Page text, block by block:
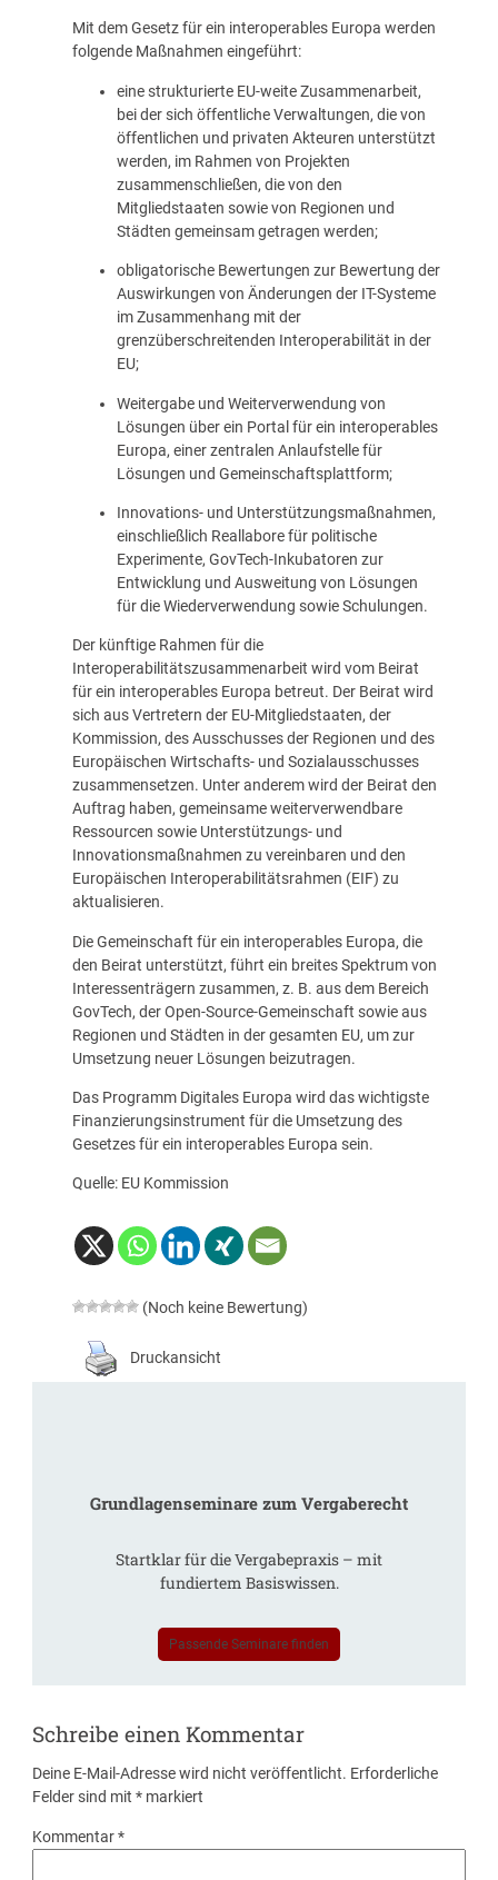
Mit dem Gesetz für ein interoperables Europa werden
folgende Maßnahmen eingeführt:
eine strukturierte EU-weite Zusammenarbeit,
bei der sich öffentliche Verwaltungen, die von
öffentlichen und privaten Akteuren unterstützt
werden, im Rahmen von Projekten
zusammenschließen, die von den
Mitgliedstaaten sowie von Regionen und
Städten gemeinsam getragen werden;
obligatorische Bewertungen zur Bewertung der
Auswirkungen von Änderungen der IT-Systeme
im Zusammenhang mit der
grenzüberschreitenden Interoperabilität in der
EU;
Weitergabe und Weiterverwendung von
Lösungen über ein Portal für ein interoperables
Europa, einer zentralen Anlaufstelle für
Lösungen und Gemeinschaftsplattform;
Innovations- und Unterstützungsmaßnahmen,
einschließlich Reallabore für politische
Experimente, GovTech-Inkubatoren zur
Entwicklung und Ausweitung von Lösungen
für die Wiederverwendung sowie Schulungen.
Der künftige Rahmen für die
Interoperabilitätszusammenarbeit wird vom Beirat
für ein interoperables Europa betreut. Der Beirat wird
sich aus Vertretern der EU-Mitgliedstaaten, der
Kommission, des Ausschusses der Regionen und des
Europäischen Wirtschafts- und Sozialausschusses
zusammensetzen. Unter anderem wird der Beirat den
Auftrag haben, gemeinsame weiterverwendbare
Ressourcen sowie Unterstützungs- und
Innovationsmaßnahmen zu vereinbaren und den
Europäischen Interoperabilitätsrahmen (EIF) zu
aktualisieren.
Die Gemeinschaft für ein interoperables Europa, die
den Beirat unterstützt, führt ein breites Spektrum von
Interessenträgern zusammen, z. B. aus dem Bereich
GovTech, derOpen-Source-Gemeinschaft sowie aus
Regionen und Städten in der gesamten EU, um zur
Umsetzung neuer Lösungen beizutragen.
Das Programm Digitales Europa wird das wichtigste
Finanzierungsinstrument für die Umsetzung des
Gesetzes für ein interoperables Europa sein.
Quelle: EU Kommission
(Noch keine Bewertung)
Druckansicht
Grundlagenseminare zum Vergaberecht
Startklar für die Vergabepraxis – mit
fundiertem Basiswissen.
Passende Seminare finden
Schreibe einen Kommentar
Deine E-Mail-Adresse wird nicht veröffentlicht. Erforderliche
Felder sind mit* markiert
Kommentar*